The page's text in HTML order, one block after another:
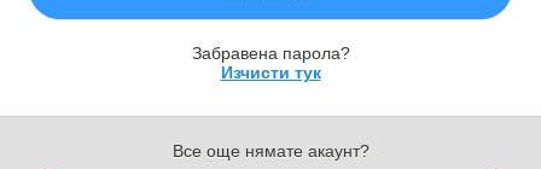
Забравена парола?
Изчисти тук
Все още нямате акаунт?